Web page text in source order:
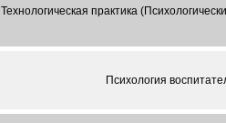
Технологическая практика
Психология